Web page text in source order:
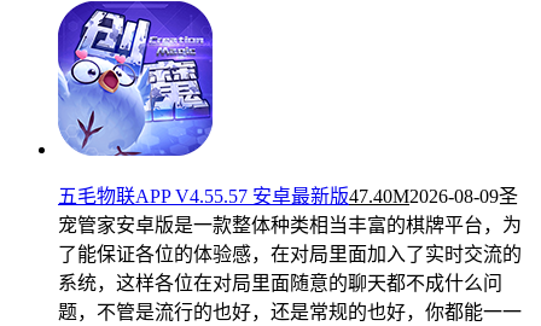
五毛物联APP V4.55.57 安卓最新版47.40M2026-08-09圣
宠管家安卓版是一款整体种类相当丰富的棋牌平台，为
了能保证各位的体验感，在对局里面加入了实时交流的
系统，这样各位在对局里面随意的聊天都不成什么问
题，不管是流行的也好，还是常规的也好，你都能一一